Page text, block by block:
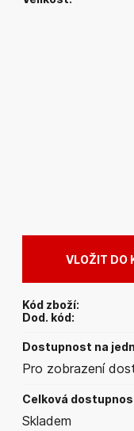
Kód zboží:
Dod. kód:
Dostupnost na
Pro zobrazení
Celková
Skladem